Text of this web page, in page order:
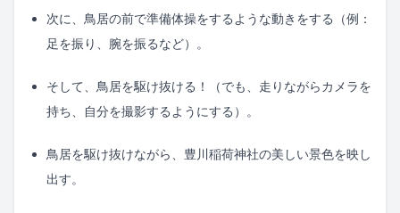
次に、鳥居の前で準備体操をするような動きをする（例：
足を振り、腕を振るなど）。
そして、鳥居を駆け抜ける！（でも、走りながらカメラを
持ち、自分を撮影するようにする）。
鳥居を駆け抜けながら、豊川稲荷神社の美しい景色を映し
出す。